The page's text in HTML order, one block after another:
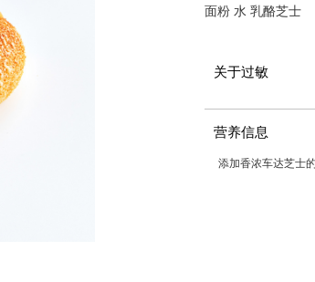
面粉 水 乳酪芝士
关于过敏
营养信息
添加香浓车达芝士